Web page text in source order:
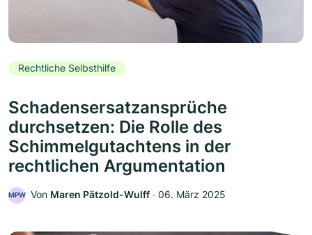
Rechtliche Selbsthilfe
Schadensersatzansprüche
durchsetzen: Die Rolle des
Schimmelgutachtens in der
rechtlichen Argumentation
MPW Von Maren Pätzold-Wulff ‧ 06. März 2025